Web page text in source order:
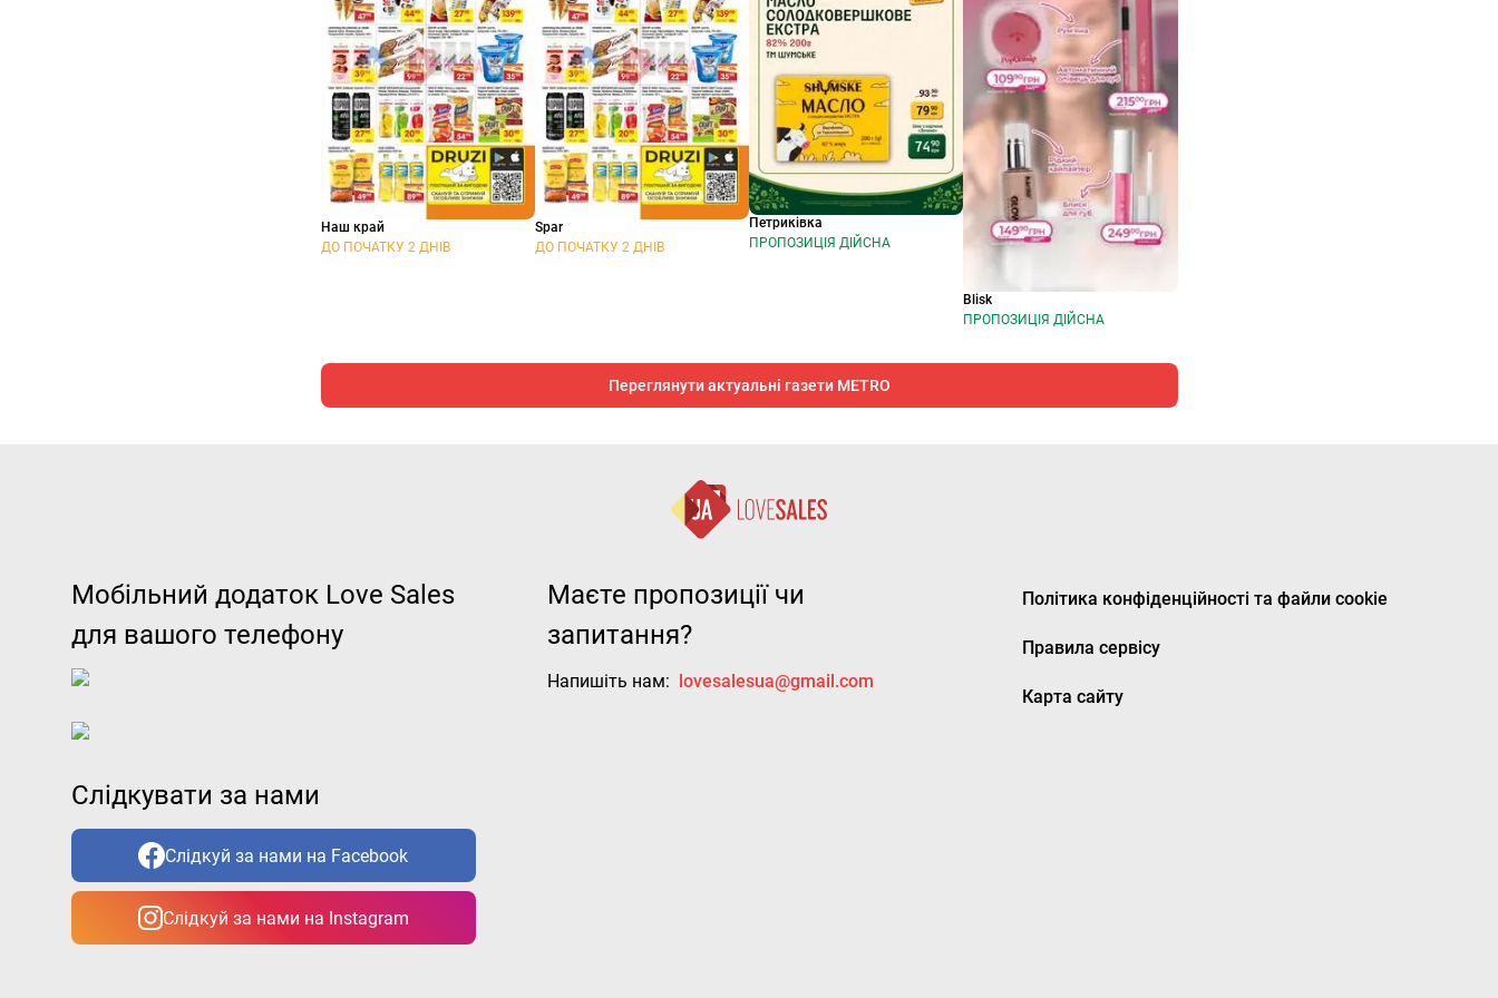
Наш край
ДО ПОЧАТКУ 2 ДНІВ
Spar
ДО ПОЧАТКУ 2 ДНІВ
Петриківка
ПРОПОЗИЦІЯ ДІЙСНА
Blisk
ПРОПОЗИЦІЯ ДІЙСНА
Переглянути актуальні газети METRO
Мобільний додаток Love Sales
для вашого телефону
Слідкувати за нами
Слідкуй за нами на Facebook
Слідкуй за нами на Instagram
Маєте пропозиції чи
запитання?
Напишіть нам: lovesalesua@gmail.com
Політика конфіденційності та файли cookie
Правила сервісу
Карта сайту